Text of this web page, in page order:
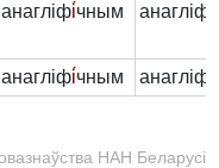
анагліфі́чным анагліф
анагліфі́чным анагліф
НАН Беларусі